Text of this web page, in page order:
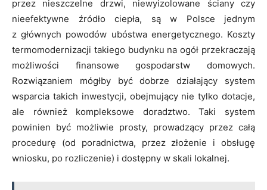
przez nieszczelne drzwi, niewyizolowane ściany czy
nieefektywne źródło ciepła, są w Polsce jednym
z głównych powodów ubóstwa energetycznego. Koszty
termomodernizacji takiego budynku na ogół przekraczają
możliwości finansowe gospodarstw domowych.
Rozwiązaniem mógłby być dobrze działający system
wsparcia takich inwestycji, obejmujący nie tylko dotacje,
ale również kompleksowe doradztwo. Taki system
powinien być możliwie prosty, prowadzący przez całą
procedurę (od poradnictwa, przez złożenie i obsługę
wniosku, po rozliczenie) i dostępny w skali lokalnej.